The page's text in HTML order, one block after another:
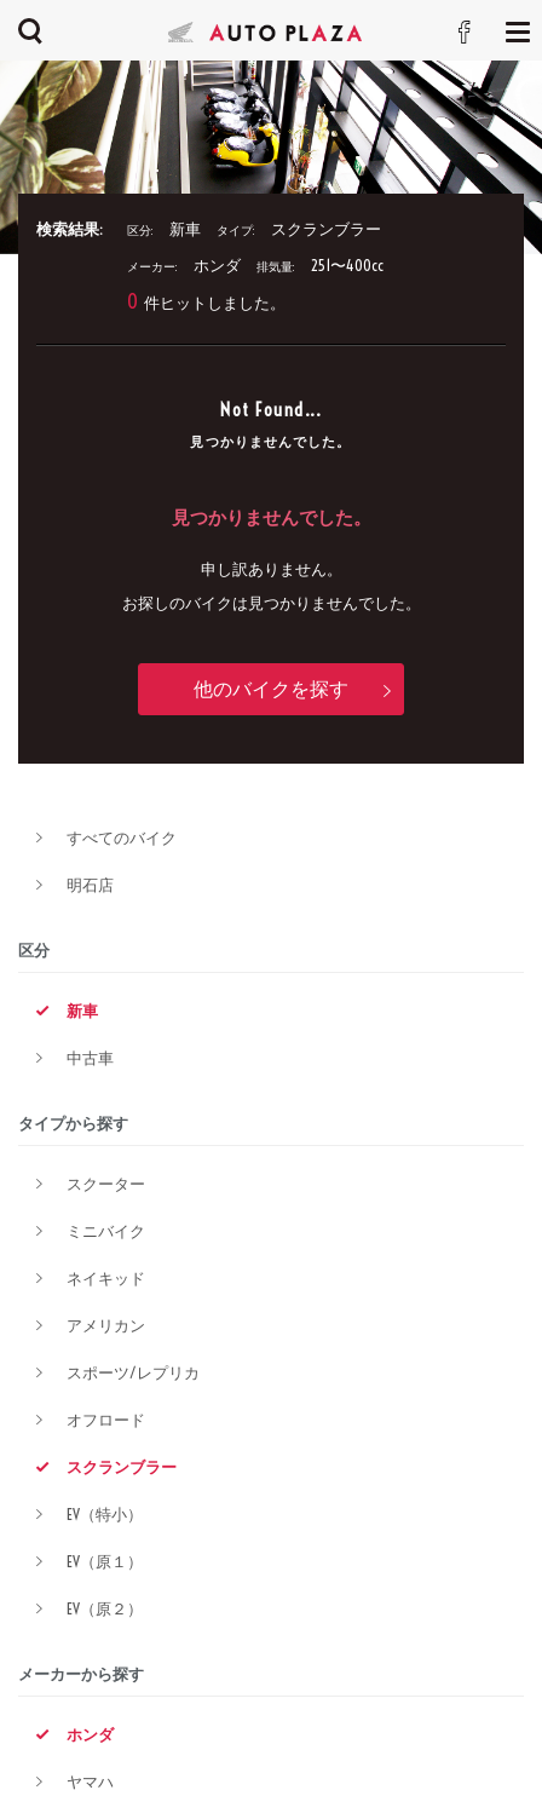
検索結果: 区分: 新車 タイプ: スクランブラー
メーカー: ホンダ 排気量: 251〜400cc
0 件ヒットしました。
Not Found...
見つかりませんでした。
見つかりませんでした。
申し訳ありません。
お探しのバイクは見つかりませんでした。
他のバイクを探す
すべてのバイク
明石店
区分
新車
中古車
タイプから探す
スクーター
ミニバイク
ネイキッド
アメリカン
スポーツ/レプリカ
オフロード
スクランブラー
EV（特小）
EV（原１）
EV（原２）
メーカーから探す
ホンダ
ヤマハ
新車
タイプ
価格